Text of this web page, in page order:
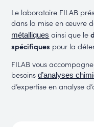
Le laboratoire FILAB
dans la mise en œuvre
métalliques ainsi que le
spécifiques pour la
FILAB vous
besoinsd’analyses
d’expertise en analyse